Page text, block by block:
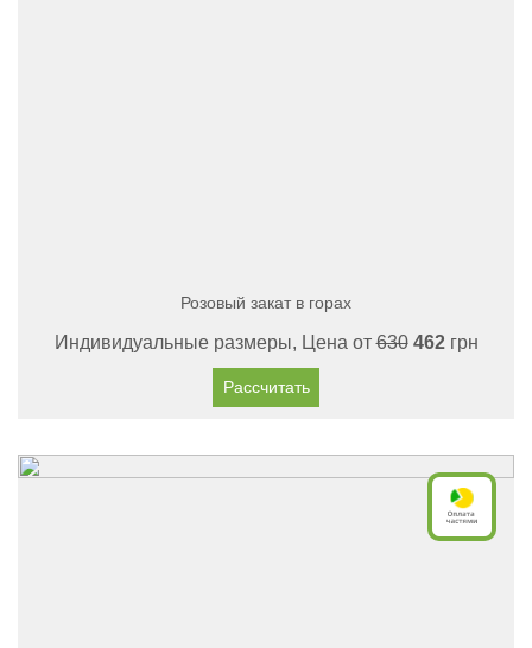
Розовый закат в горах
Индивидуальные размеры, Цена от630 462грн
Рассчитать